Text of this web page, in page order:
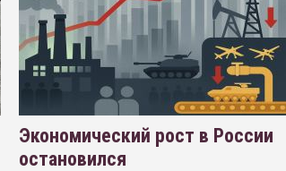
Экономический рост в России
остановился